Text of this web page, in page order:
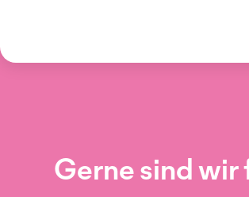
Gerne sind wir